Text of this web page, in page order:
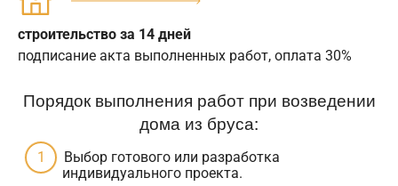
строительство за 14 дней
подписание акта выполненных работ, оплата 30%
Порядок выполнения работ при возведении
дома из бруса:
Выбор готового или разработка
индивидуального проекта.